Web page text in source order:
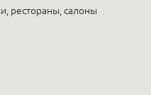
рестораны, салоны